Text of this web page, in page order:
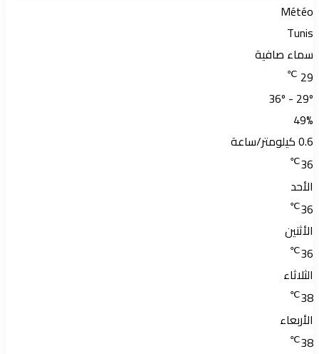
Météo
Tunis
سماء صافية
29
℃
36º - 29º
49%
0.6 كيلومتر/ساعة
36
℃
الأحد
36
℃
الأثنين
36
℃
الثلاثاء
38
℃
الأربعاء
38
℃